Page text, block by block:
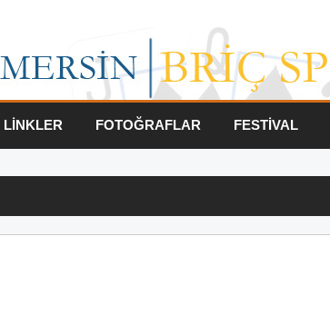
LİNKLER FOTOĞRAFLAR FESTİVAL